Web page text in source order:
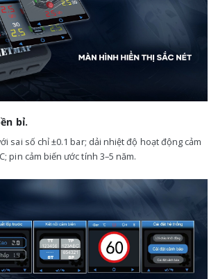
bỉ.
sai số chỉ ±0.1 bar; dải nhiệt độ hoạt động cảm
pin cảm biến ước tính 3–5 năm.